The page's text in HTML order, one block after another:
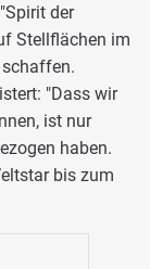
der
Stellflächen im
"Dass wir
ist nur
haben.
bis zum